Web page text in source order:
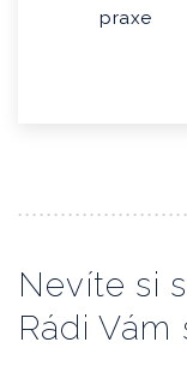
praxe
Nevíte si
Rádi Vám